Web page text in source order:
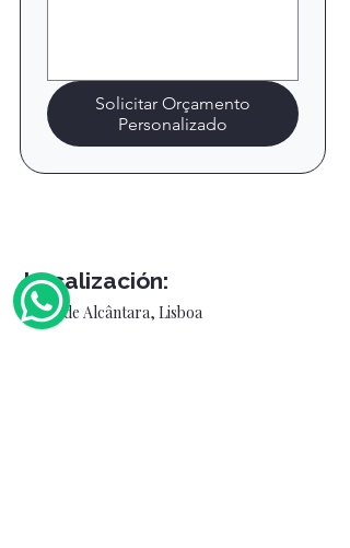
Solicitar Orçamento
Personalizado
Localización:
Doca de Alcântara, Lisboa